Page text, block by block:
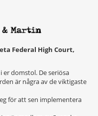
Federal High Court,
domstol. De seriösa
är några av de viktigaste
för att sen implementera